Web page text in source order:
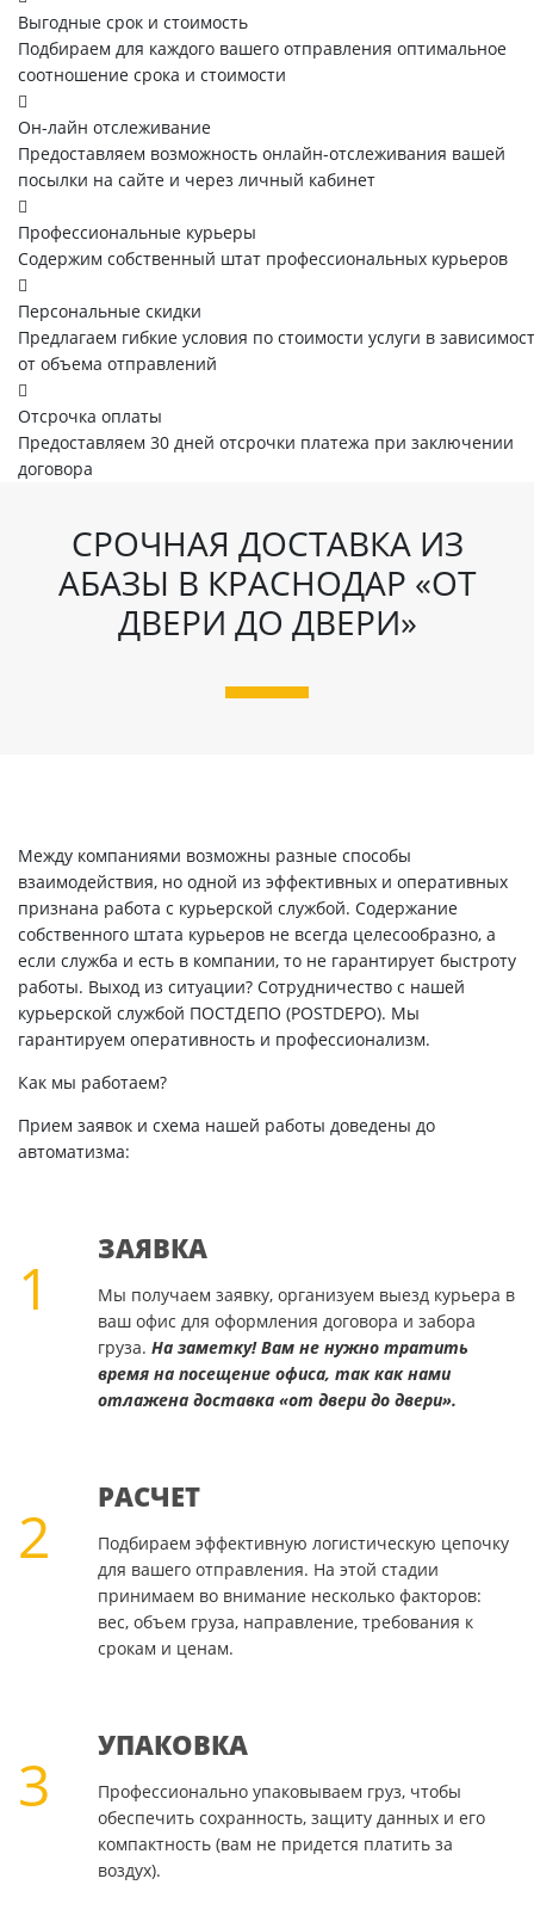
Выгодные срок и стоимость
Подбираем для каждого вашего отправления оптимальное
соотношение срока и стоимости
Он-лайн отслеживание
Предоставляем возможность онлайн-отслеживания вашей
посылки на сайте и через личный кабинет
Профессиональные курьеры
Содержим собственный штат профессиональных курьеров
Персональные скидки
Предлагаем гибкие условия по стоимости услуги в
от объема отправлений
Отсрочка оплаты
Предоставляем 30 дней отсрочки платежа при заключении
договора
СРОЧНАЯ ДОСТАВКА ИЗ
АБАЗЫ В КРАСНОДАР «ОТ
ДВЕРИ ДО ДВЕРИ»
Между компаниями возможны разные способы
взаимодействия, но одной из эффективных и оперативных
признана работа с курьерской службой. Содержание
собственного штата курьеров не всегда целесообразно, а
если служба и есть в компании, то не гарантирует быстроту
работы. Выход из ситуации? Сотрудничество с нашей
курьерской службой ПОСТДЕПО (POSTDEPO). Мы
гарантируем оперативность и профессионализм.
Как мы работаем?
Прием заявок и схема нашей работы доведены до
автоматизма:
1
ЗАЯВКА
Мы получаем заявку, организуем выезд курьера в
ваш офис для оформления договора и забора
груза. На заметку! Вам не нужно тратить
время на посещение офиса, так как нами
отлажена доставка «от двери до двери».
2
РАСЧЕТ
Подбираем эффективную логистическую цепочку
для вашего отправления. На этой стадии
принимаем во внимание несколько факторов:
вес, объем груза, направление, требования к
срокам и ценам.
3
УПАКОВКА
Профессионально упаковываем груз, чтобы
обеспечить сохранность, защиту данных и его
компактность (вам не придется платить за
воздух).